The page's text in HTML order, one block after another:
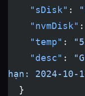
    "sDisk"
:
    "nvmDisk"
:
    "temp"
:
    "desc"
:
hạn: 2024-10-
  }